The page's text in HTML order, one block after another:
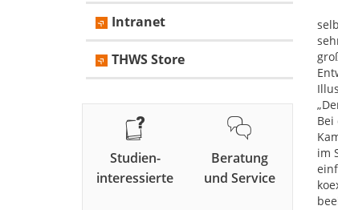
Bei
im
Intranet
THWS Store
Studien-
interessierte
Beratung
und Service